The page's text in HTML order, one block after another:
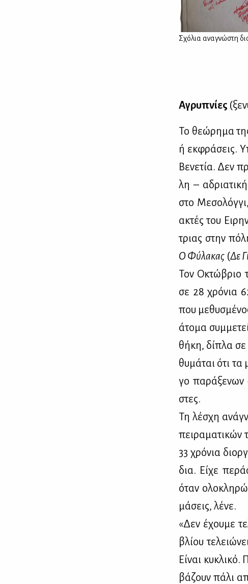
Σχό­λια ανα­γνώ­στη
Aγρυ­πνί­ες
Το θε­ώ­ρη­μα
ή εκ­φρά­σεις.
Βε­νε­τία. Δεν
λη –
στο
ακτές του
τριας στην
Ο Φύ­λα­κας (Δε
Τον Οκτώ­βριο
σε 28 χρό­νια
που
άτο­μα
θή­κη, δί­πλα
θυ­μά­ται ότι
γο πα­ρά­ξε­νων
στες.
Τη λέ­σχη
πει­ρα­μα­τι­κών
33 χρό­νια
δια. Εί­χε
όταν
μά­σεις, λέ­νε.
«Δεν έχου­με
βλί­ου
Εί­ναι
βά­ζουν πά­λι